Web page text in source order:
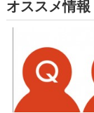
オススメ情報